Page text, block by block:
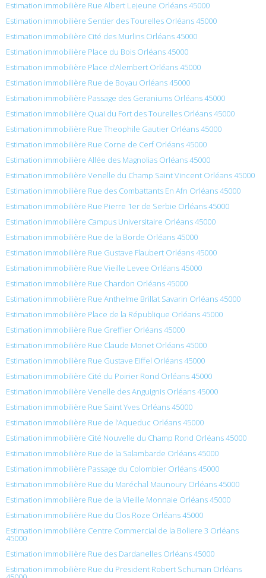
Estimation immobilière Rue Albert Lejeune Orléans 45000
Estimation immobilière Sentier des Tourelles Orléans 45000
Estimation immobilière Cité des Murlins Orléans 45000
Estimation immobilière Place du Bois Orléans 45000
Estimation immobilière Place d’Alembert Orléans 45000
Estimation immobilière Rue de Boyau Orléans 45000
Estimation immobilière Passage des Geraniums Orléans 45000
Estimation immobilière Quai du Fort des Tourelles Orléans 45000
Estimation immobilière Rue Theophile Gautier Orléans 45000
Estimation immobilière Rue Corne de Cerf Orléans 45000
Estimation immobilière Allée des Magnolias Orléans 45000
Estimation immobilière Venelle du Champ Saint Vincent Orléans 45000
Estimation immobilière Rue des Combattants En Afn Orléans 45000
Estimation immobilière Rue Pierre 1er de Serbie Orléans 45000
Estimation immobilière Campus Universitaire Orléans 45000
Estimation immobilière Rue de la Borde Orléans 45000
Estimation immobilière Rue Gustave Flaubert Orléans 45000
Estimation immobilière Rue Vieille Levee Orléans 45000
Estimation immobilière Rue Chardon Orléans 45000
Estimation immobilière Rue Anthelme Brillat Savarin Orléans 45000
Estimation immobilière Place de la République Orléans 45000
Estimation immobilière Rue Greffier Orléans 45000
Estimation immobilière Rue Claude Monet Orléans 45000
Estimation immobilière Rue Gustave Eiffel Orléans 45000
Estimation immobilière Cité du Poirier Rond Orléans 45000
Estimation immobilière Venelle des Anguignis Orléans 45000
Estimation immobilière Rue Saint Yves Orléans 45000
Estimation immobilière Rue de l’Aqueduc Orléans 45000
Estimation immobilière Cité Nouvelle du Champ Rond Orléans 45000
Estimation immobilière Rue de la Salambarde Orléans 45000
Estimation immobilière Passage du Colombier Orléans 45000
Estimation immobilière Rue du Maréchal Maunoury Orléans 45000
Estimation immobilière Rue de la Vieille Monnaie Orléans 45000
Estimation immobilière Rue du Clos Roze Orléans 45000
Estimation immobilière Centre Commercial de la Boliere 3 Orléans
45000
Estimation immobilière Rue des Dardanelles Orléans 45000
Estimation immobilière Rue du President Robert Schuman Orléans